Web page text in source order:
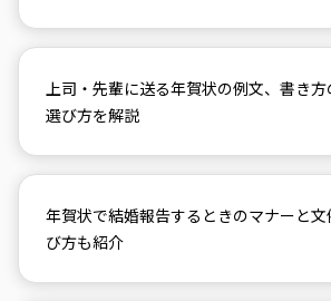
上司・先輩に送る年賀状の例文、書き
選び方を解説
年賀状で結婚報告するときのマナーと
び方も紹介